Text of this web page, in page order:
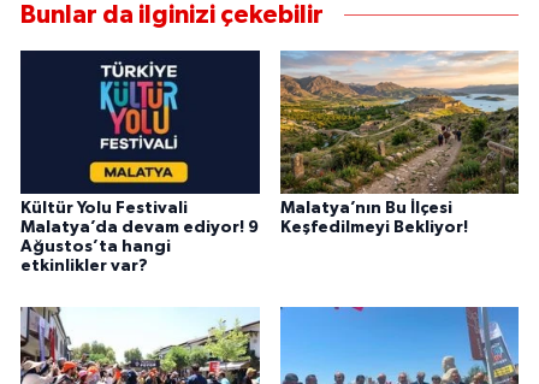
Bunlar da ilginizi çekebilir
Kültür Yolu Festivali
Malatya’da devam ediyor! 9
Ağustos’ta hangi
etkinlikler var?
Malatya’nın Bu İlçesi
Keşfedilmeyi Bekliyor!